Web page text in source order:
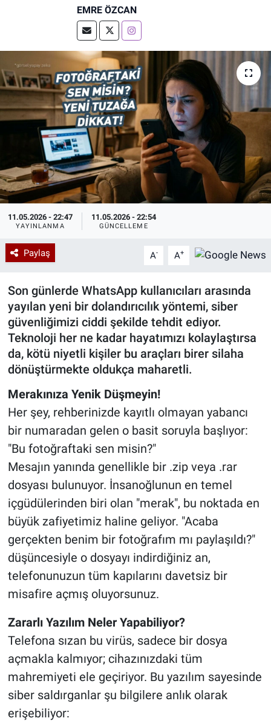
EMRE ÖZCAN
11.05.2026 - 22:47
YAYINLANMA
11.05.2026 - 22:54
GÜNCELLEME
Paylaş A- A+
Son günlerde WhatsApp kullanıcıları arasında
yayılan yeni bir dolandırıcılık yöntemi, siber
güvenliğimizi ciddi şekilde tehdit ediyor.
Teknoloji her ne kadar hayatımızı kolaylaştırsa
da, kötü niyetli kişiler bu araçları birer silaha
dönüştürmekte oldukça maharetli.
​Merakınıza Yenik Düşmeyin!
​Her şey, rehberinizde kayıtlı olmayan yabancı
bir numaradan gelen o basit soruyla başlıyor:
"Bu fotoğraftaki sen misin?"
​Mesajın yanında genellikle bir .zip veya .rar
dosyası bulunuyor. İnsanoğlunun en temel
içgüdülerinden biri olan "merak", bu noktada en
büyük zafiyetimiz haline geliyor. "Acaba
gerçekten benim bir fotoğrafım mı paylaşıldı?"
düşüncesiyle o dosyayı indirdiğiniz an,
telefonunuzun tüm kapılarını davetsiz bir
misafire açmış oluyorsunuz.
​Zararlı Yazılım Neler Yapabiliyor?
​Telefona sızan bu virüs, sadece bir dosya
açmakla kalmıyor; cihazınızdaki tüm
mahremiyeti ele geçiriyor. Bu yazılım sayesinde
siber saldırganlar şu bilgilere anlık olarak
erişebiliyor:
Özel Haberler
Yazarlar
Medya
Özel Haberler
Kadın
Erişim Bilgileri
Sağlık
Teknoloji
Haber Arşivi